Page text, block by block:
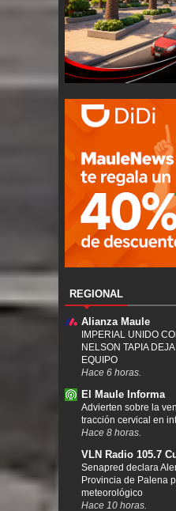
REGIONAL
Alianza Maule
IMPERIAL UNIDO
NELSON TAPIA
EQUIPO
Hace 6 horas.
El Maule Informa
Advierten sobre la
tracción cervical en
Hace 8 horas.
VLN Radio 105.7
Senapred declara
Provincia de Palena
meteorológico
Hace 10 horas.